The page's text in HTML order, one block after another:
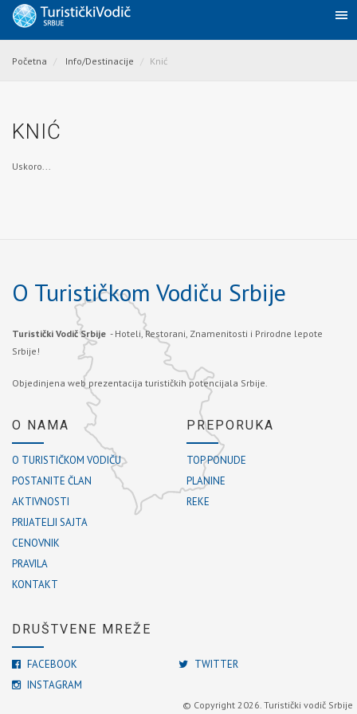
Početna Info/Destinacije Knić
KNIĆ
Uskoro...
O Turističkom Vodiču Srbije
Turistički Vodič Srbije - Hoteli, Restorani, Znamenitosti i Prirodne lepote
Srbije!
Objedinjena web prezentacija turističkih potencijala Srbije.
O NAMA
O TURISTIČKOM VODIČU
POSTANITE ČLAN
AKTIVNOSTI
PRIJATELJI SAJTA
CENOVNIK
PRAVILA
KONTAKT
PREPORUKA
TOP PONUDE
PLANINE
REKE
DRUŠTVENE MREŽE
FACEBOOK
TWITTER
INSTAGRAM
© Copyright 2026. Turistički vodič Srbije